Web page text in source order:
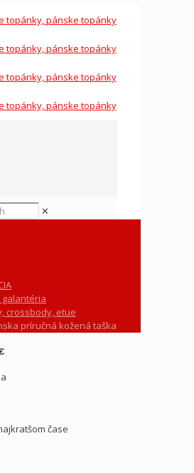
✕
crossbody, etue
príručná kožená taška
čase